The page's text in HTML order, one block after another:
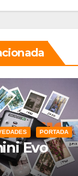
PORTADA
Evo